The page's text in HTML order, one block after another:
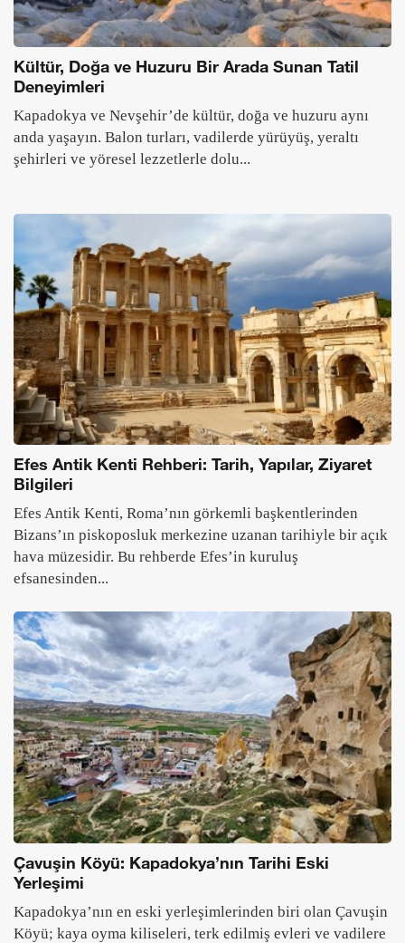
Kültür, Doğa ve Huzuru Bir Arada Sunan Tatil
Deneyimleri
Kapadokya ve Nevşehir’de kültür, doğa ve huzuru aynı
anda yaşayın. Balon turları, vadilerde yürüyüş, yeraltı
şehirleri ve yöresel lezzetlerle dolu...
Efes Antik Kenti Rehberi: Tarih, Yapılar, Ziyaret
Bilgileri
Efes Antik Kenti, Roma’nın görkemli başkentlerinden
Bizans’ın piskoposluk merkezine uzanan tarihiyle bir açık
hava müzesidir. Bu rehberde Efes’in kuruluş
efsanesinden...
Çavuşin Köyü: Kapadokya’nın Tarihi Eski
Yerleşimi
Kapadokya’nın en eski yerleşimlerinden biri olan Çavuşin
Köyü; kaya oyma kiliseleri, terk edilmiş evleri ve vadilere